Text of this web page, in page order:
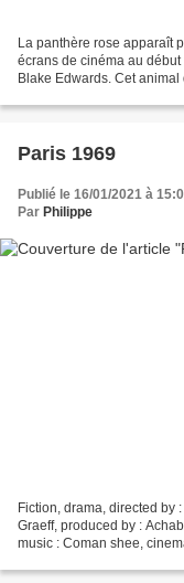
La panthère rose apparaît
écrans de cinéma au
Blake Edwards. Cet
Paris 1969
Publié le 16/01/2021 à
Par Philippe
Fiction, drama, directed by
Graeff, produced by :
music : Coman shee,